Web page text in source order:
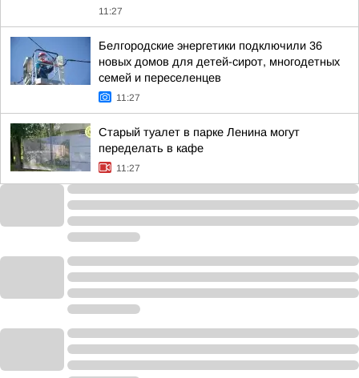
11:27
Белгородские энергетики подключили 36
новых домов для детей-сирот, многодетных
семей и переселенцев
11:27
Старый туалет в парке Ленина могут
переделать в кафе
11:27